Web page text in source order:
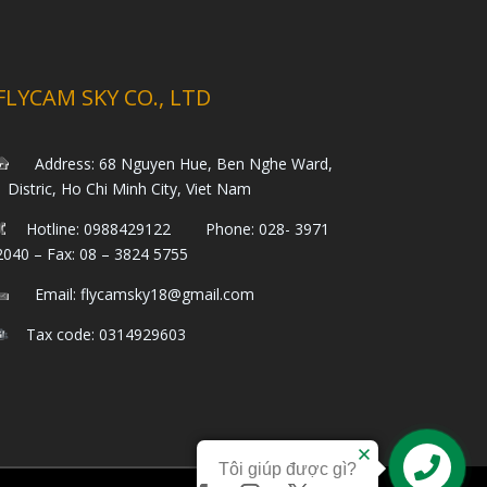
SKY CO., LTD
Address: 68 Nguyen Hue, Ben Nghe Ward,
Distric, Ho Chi Minh City, Viet Nam
Hotline: 0988429122 Phone: 028- 3971
– Fax: 08 – 3824 5755
Email: flycamsky18@gmail.com
Tax code: 0314929603
Tôi giúp được gì?